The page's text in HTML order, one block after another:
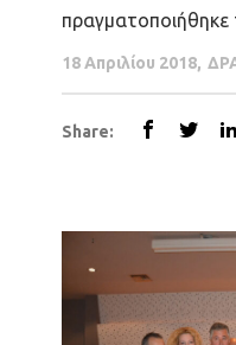
πραγματοποιήθηκε
του
τριών απαγωγών
18 Απριλίου 2018
Share: